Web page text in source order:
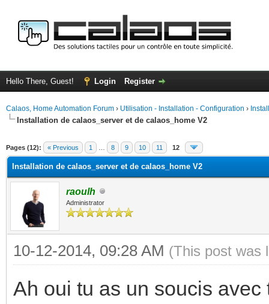
Hello There, Guest! Login Register
Calaos, Home Automation Forum › Utilisation - Installation - Configuration ›
Installation de calaos_server et de calaos_home V2
Pages (12): « Previous 1 8 9 10 11 12
Installation de calaos_server et de calaos_home V2
raoulh
Administrator
10-12-2014, 09:28 AM (This post was
Ah oui tu as un soucis avec